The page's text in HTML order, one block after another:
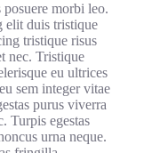
posuere morbi leo.
elit duis tristique
tristique risus
nec. Tristique
eu ultrices
sem integer vitae
purus viverra
Turpis egestas
urna neque.